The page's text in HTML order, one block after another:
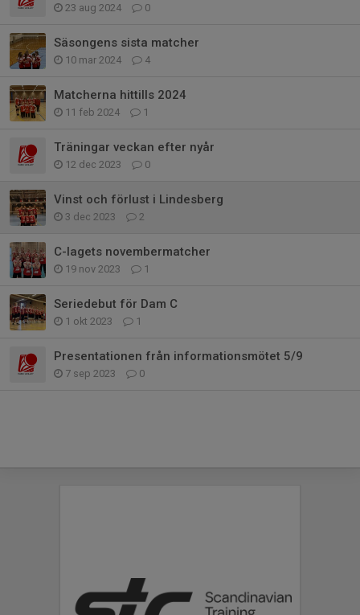
23 aug 2024 0
Säsongens sista matcher
10 mar 2024 4
Matcherna hittills 2024
11 feb 2024 1
Träningar veckan efter nyår
12 dec 2023 0
Vinst och förlust i Lindesberg
3 dec 2023 2
C-lagets novembermatcher
19 nov 2023 1
Seriedebut för Dam C
1 okt 2023 1
Presentationen från informationsmötet 5/9
7 sep 2023 0